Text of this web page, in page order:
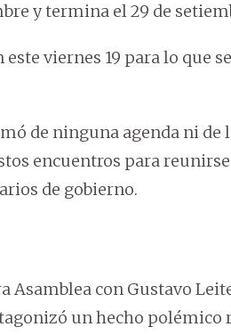
y termina el 29 de
viernes 19 para lo que
de ninguna agenda ni de
encuentros para
de gobierno.
Asamblea con Gustavo
un hecho polémico